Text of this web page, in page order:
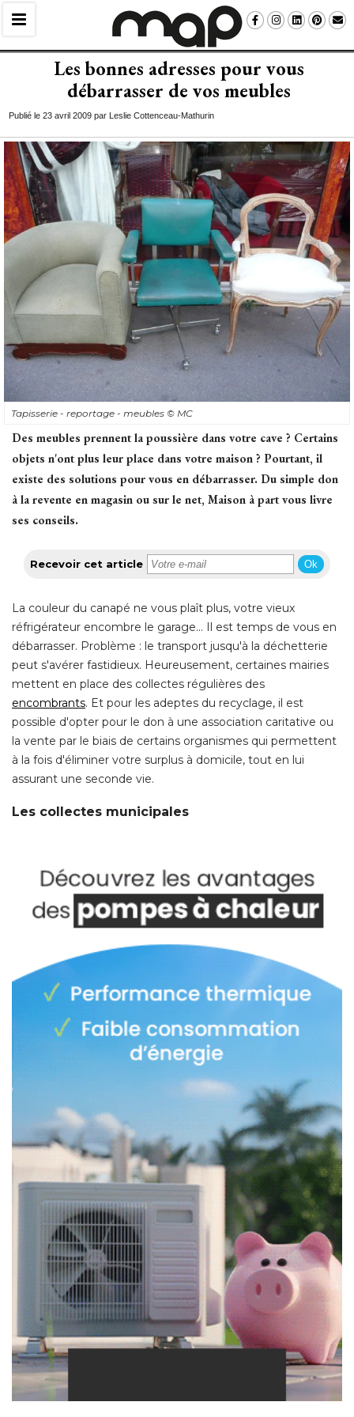
Les bonnes adresses pour vous
débarrasser de vos meubles
Publié le 23 avril 2009 par Leslie Cottenceau-Mathurin
Tapisserie - reportage - meubles © MC
Des meubles prennent la poussière dans votre cave ? Certains
objets n'ont plus leur place dans votre maison ? Pourtant, il
existe des solutions pour vous en débarrasser. Du simple don
à la revente en magasin ou sur le net, Maison à part vous livre
ses conseils.
Recevoir cet article Ok
La couleur du canapé ne vous plaît plus, votre vieux
réfrigérateur encombre le garage... Il est temps de vous en
débarrasser. Problème : le transport jusqu'à la déchetterie
peut s'avérer fastidieux. Heureusement, certaines mairies
mettent en place des collectes régulières des
encombrants. Et pour les adeptes du recyclage, il est
possible d'opter pour le don à une association caritative ou
la vente par le biais de certains organismes qui permettent
à la fois d'éliminer votre surplus à domicile, tout en lui
assurant une seconde vie.
Les collectes municipales